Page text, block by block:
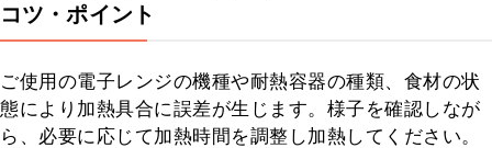
コツ・ポイント
ご使用の電子レンジの機種や耐熱容器の種類、食材の状
態により加熱具合に誤差が生じます。様子を確認しなが
ら、必要に応じて加熱時間を調整し加熱してください。